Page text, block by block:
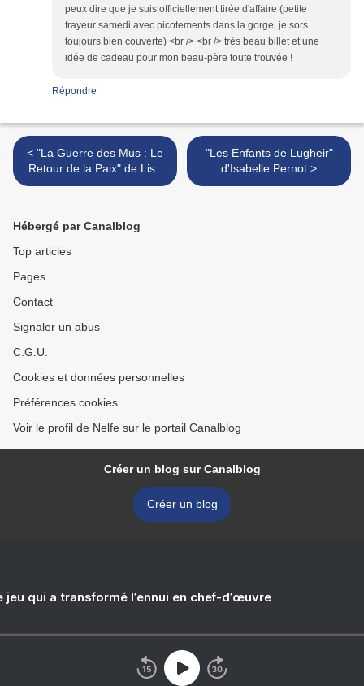
peux dire que je suis officiellement tirée d'affaire (petite
frayeur samedi avec picotements dans la gorge, je sors
toujours bien couverte) <br /> <br /> très beau billet et une
idée de cadeau pour mon beau-père toute trouvée !
Répondre
< "La Guerre des Mūs : Le
Retour de la Paix" de Lisa
Fiedler
"Les Enfants de Lugheir"
d'Isabelle Pernot >
Hébergé par Canalblog
Top articles
Pages
Contact
Signaler un abus
C.G.U.
Cookies et données personnelles
Préférences cookies
Voir le profil de Nelfe sur le portail Canalblog
Créer un blog sur Canalblog
Créer un blog
jeu qui a transformé l’ennui en chef-d’œuvre